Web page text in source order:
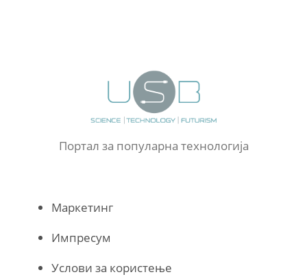
Портал за популарна технологија
Маркетинг
Импресум
Услови за користење